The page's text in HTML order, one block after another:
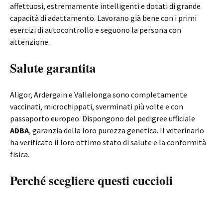
affettuosi, estremamente intelligenti e dotati di grande
capacità di adattamento. Lavorano già bene con i primi
esercizi di autocontrollo e seguono la persona con
attenzione.
Salute garantita
Aligor, Ardergain e Vallelonga sono completamente
vaccinati, microchippati, sverminati più volte e con
passaporto europeo. Dispongono del pedigree ufficiale
ADBA, garanzia della loro purezza genetica. Il veterinario
ha verificato il loro ottimo stato di salute e la conformità
fisica.
Perché scegliere questi cuccioli